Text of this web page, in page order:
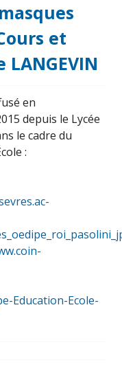
et
en
depuis le Lycée
le cadre du
:
Education-Ecole-